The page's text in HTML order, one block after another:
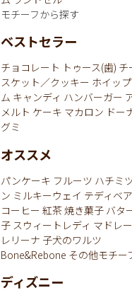
モチーフから探す
ベストセラー
チョコレート トゥース(歯) チ
スケット／クッキー ホイッ
ム キャンディ ハンバーガー
メルト ケーキ マカロン ドー
グミ
オススメ
パンケーキ フルーツ ハチミ
ン ミルキーウェイ テディベ
コーヒー 紅茶焼き菓子 バタ
子 スウィートレディ マドレ
レリーナ 子犬のワルツ
Bone&Rebone その他モチー
ディズニー